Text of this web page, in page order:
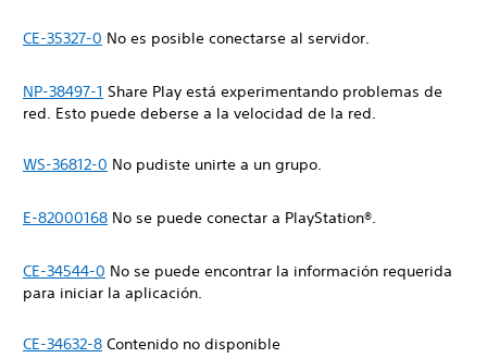
CE-35327-0 No es posible conectarse al servidor.
NP-38497-1 Share Play está experimentando problemas de
red. Esto puede deberse a la velocidad de la red.
WS-36812-0 No pudiste unirte a un grupo.
E-82000168 No se puede conectar a PlayStation®.
CE-34544-0 No se puede encontrar la información requerida
para iniciar la aplicación.
CE-34632-8 Contenido no disponible